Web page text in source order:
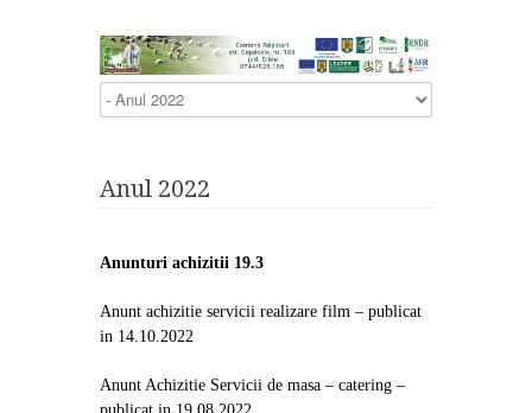
Anul 2022
Anunturi achizitii 19.3
Anunt achizitie servicii realizare film – publicat
in 14.10.2022
Anunt Achizitie Servicii de masa – catering –